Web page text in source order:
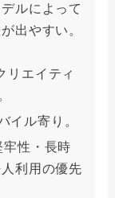
ルによって
出やすい。
リエイティ
イル寄り。
牢性・長時
利用の優先